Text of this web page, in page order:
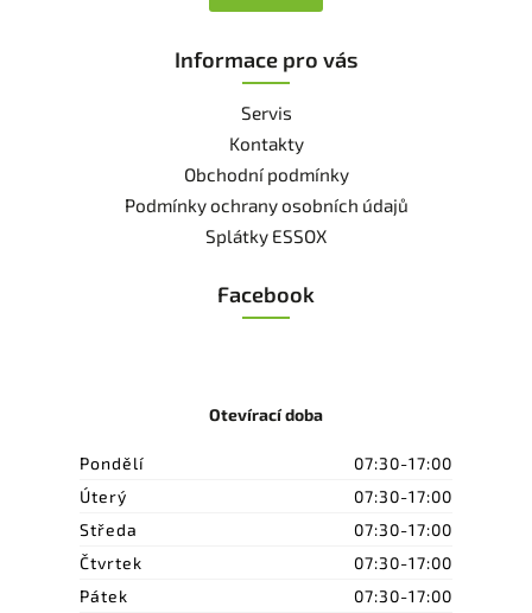
Informace pro vás
Servis
Kontakty
Obchodní podmínky
Podmínky ochrany osobních údajů
Splátky ESSOX
Facebook
Otevírací doba
Pondělí
07:30-17:00
Úterý
07:30-17:00
Středa
07:30-17:00
Čtvrtek
07:30-17:00
Pátek
07:30-17:00